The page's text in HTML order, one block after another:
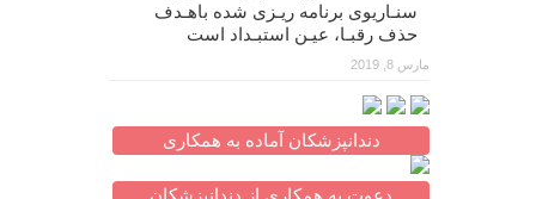
سنـاریوی برنامه ریـزی شده باهـدف
حذف رقبـا، عیـن استبـداد است
مارس 8, 2019
دندانپزشکان آماده به همکاری